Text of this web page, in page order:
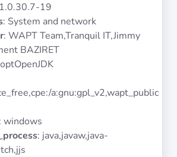
19
: System and network
: WAPT Team,Tranquil IT,Jimmy
BAZIRET
a:gnu:gpl_v2,wapt_public
: windows
: java,javaw,java-